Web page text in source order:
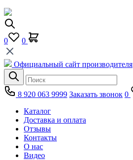
0 0
Официальный сайт производителя
8 920 063 9999 Заказать звонок 0
Каталог
Доставка и оплата
Отзывы
Контакты
О нас
Видео